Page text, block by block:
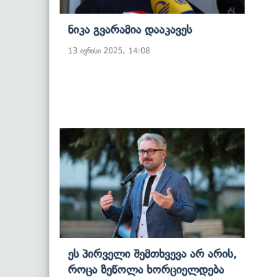
Ნიკა Გვარამია Დააკავეს
13 ივნისი 2025, 14:08
Ეს Პირველი Შემთხვევა Არ Არის,
Როცა Ზეწოლა Ხორციელდება